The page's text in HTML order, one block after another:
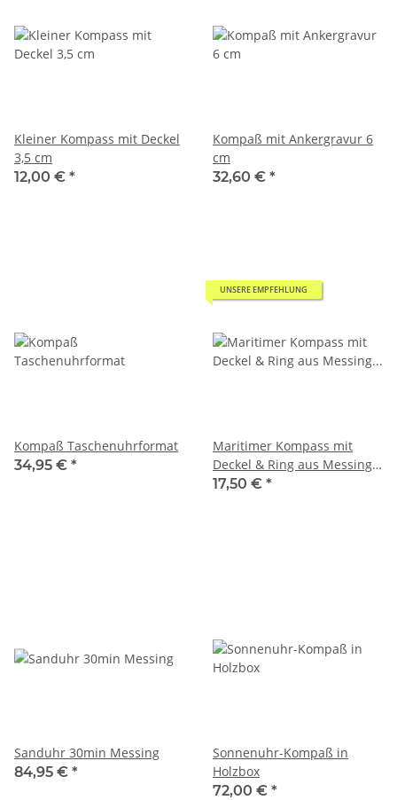
Kleiner Kompass mit Deckel
3,5 cm
12,00 € *
Kompaß mit Ankergravur 6
cm
32,60 € *
Kompaß Taschenuhrformat
34,95 € *
UNSERE EMPFEHLUNG
Maritimer Kompass mit
Deckel & Ring aus Messing
Ø 4,5 cm
17,50 € *
Sanduhr 30min Messing
84,95 € *
Sonnenuhr-Kompaß in
Holzbox
72,00 € *